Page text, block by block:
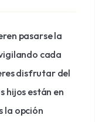
pasarse la
cada
disfrutar del
hijos están en
la opción